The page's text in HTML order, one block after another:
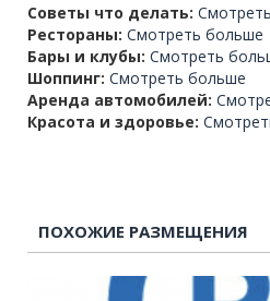
Советы что делать:
Рестораны: Смотреть больше
Бары и клубы: Смотреть
Шоппинг: Смотреть больше
Аренда автомобилей:
Красота и здоровье:
ПОХОЖИЕ РАЗМЕЩЕНИЯ